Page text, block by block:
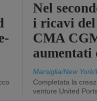
Nel
i ricavi
CMA
aumentati
Marsiglia/New
Completata la
venture United